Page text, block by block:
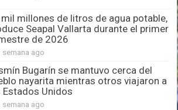
millones de litros de agua potable,
Seapal Vallarta durante el primer
de 2026
semana ago
Bugarín se mantuvo cerca del
nayarita mientras otros viajaron a
Estados Unidos
semana ago